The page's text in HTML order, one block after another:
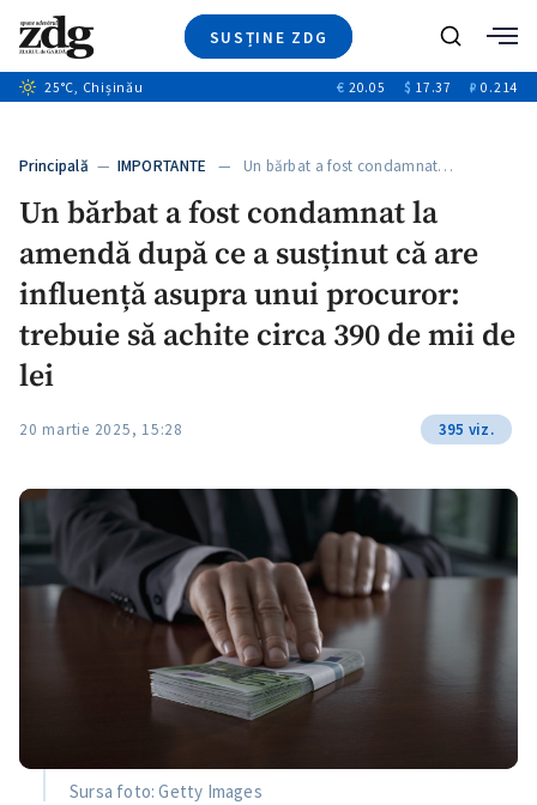
SUSȚINE ZDG
Ştiri
+7
Special
Blog
Caută
25°C, Chișinău € 20.05 $ 17.37 ₽ 0.214
Principală — IMPORTANTE — Un bărbat a fost condamnat…
Un bărbat a fost condamnat la
amendă după ce a susținut că are
influență asupra unui procuror:
trebuie să achite circa 390 de mii de
lei
20 martie 2025, 15:28 395 viz.
Sursa foto: Getty Images